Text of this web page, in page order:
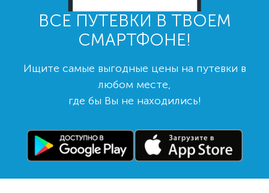
ВСЕ ПУТЕВКИ В ТВОЕМ
СМАРТФОНЕ!
Ищите самые выгодные цены на путевки в
любом месте,
где бы Вы не находились!